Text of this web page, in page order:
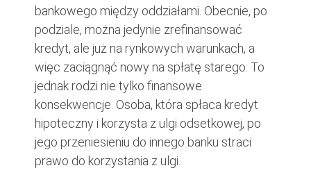
bankowego między oddziałami. Obecnie, po
podziale, można jedynie zrefinansować
kredyt, ale już na rynkowych warunkach, a
więc zaciągnąć nowy na spłatę starego. To
jednak rodzi nie tylko finansowe
konsekwencje. Osoba, która spłaca kredyt
hipoteczny i korzysta z ulgi odsetkowej, po
jego przeniesieniu do innego banku straci
prawo do korzystania z ulgi.